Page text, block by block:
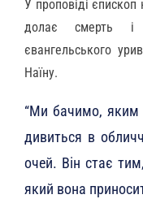
У проповіді
долає смерть і
євангельського
Наїну.
“Ми бачимо, яким
дивиться в
очей. Він стає
який вона